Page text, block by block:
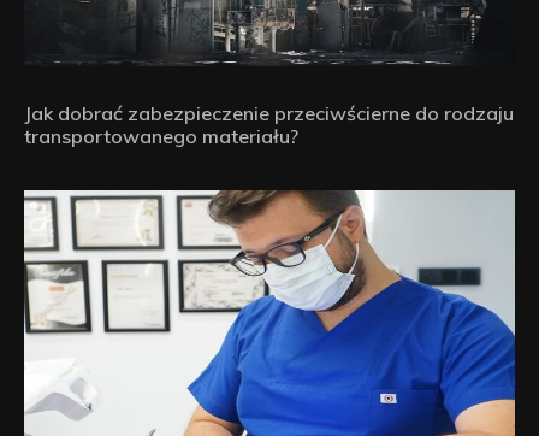
Jak dobrać zabezpieczenie przeciwścierne do rodzaju
transportowanego materiału?